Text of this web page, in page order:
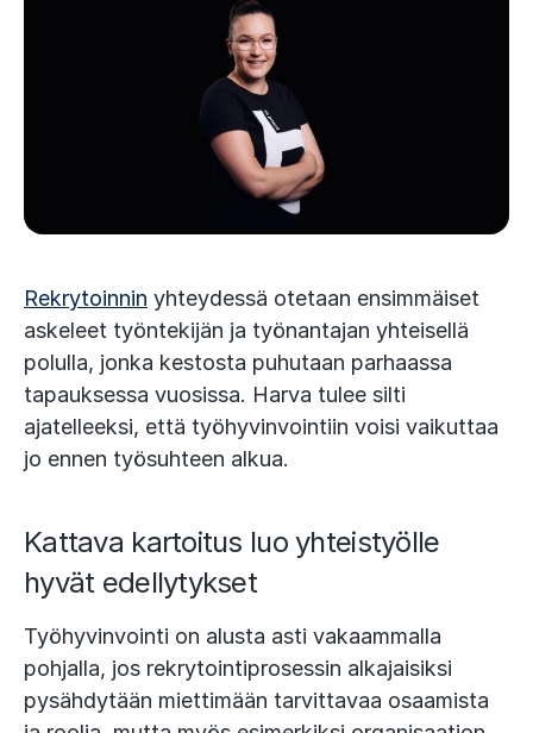
Rekrytoinnin yhteydessä otetaan ensimmäiset
askeleet työntekijän ja työnantajan yhteisellä
polulla, jonka kestosta puhutaan parhaassa
tapauksessa vuosissa. Harva tulee silti
ajatelleeksi, että työhyvinvointiin voisi vaikuttaa
jo ennen työsuhteen alkua.
Kattava kartoitus luo yhteistyölle
hyvät edellytykset
Työhyvinvointi on alusta asti vakaammalla
pohjalla, jos rekrytointiprosessin alkajaisiksi
pysähdytään miettimään tarvittavaa osaamista